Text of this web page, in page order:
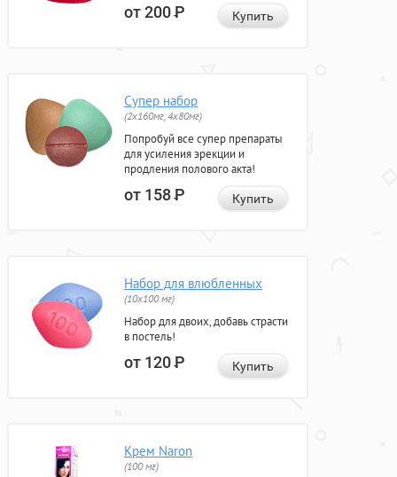
от 200Р Купить
Супер набор
(2х160мг, 4х80мг)
Попробуй все супер препараты
для усиления эрекции и
продления полового акта!
от 158Р Купить
Набор для влюбленных
(10х100 мг)
Набор для двоих, добавь страсти
в постель!
от 120Р Купить
Крем Naron
(100 мг)